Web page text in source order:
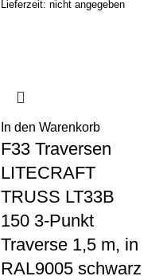
Lieferzeit: nicht angegeben
In den Warenkorb
F33 Traversen
LITECRAFT
TRUSS LT33B
150 3-Punkt
Traverse 1,5 m, in
RAL9005 schwarz